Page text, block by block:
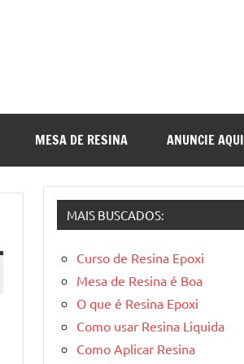
MESA DE RESINA ANUNCIE AQUI
MAIS BUSCADOS:
Curso de Resina Epoxi
Mesa de Resina é Boa
O que é Resina Epoxi
Como usar Resina Liquida
Como Aplicar Resina